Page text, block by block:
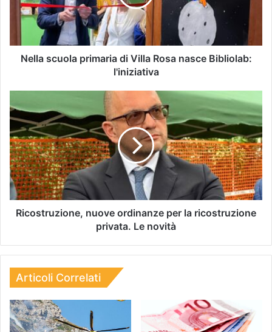
Nella scuola primaria di Villa Rosa nasce Bibliolab:
l'iniziativa
Ricostruzione, nuove ordinanze per la ricostruzione
privata. Le novità
Articoli Correlati